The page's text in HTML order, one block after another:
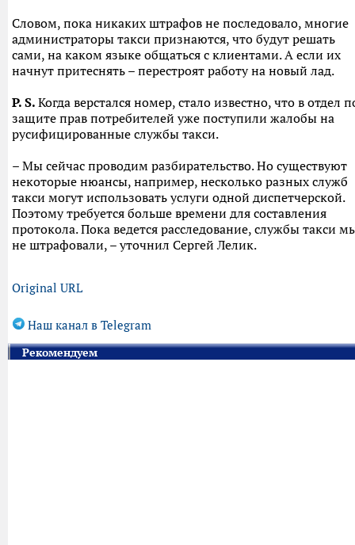
Словом, пока никаких штрафов не последовало, многие
администраторы такси признаются, что будут решать
сами, на каком языке общаться с клиентами. А если их
начнут притеснять – перестроят работу на новый лад.
P. S. Когда верстался номер, стало известно, что в отдел
защите прав потребителей уже поступили жалобы на
русифицированные службы такси.
– Мы сейчас проводим разбирательство. Но существуют
некоторые нюансы, например, несколько разных служб
такси могут использовать услуги одной диспетчерской.
Поэтому требуется больше времени для составления
протокола. Пока ведется расследование, службы такси
не штрафовали, – уточнил Сергей Лелик.
Original URL
Наш канал в Telegram
Рекомендуем